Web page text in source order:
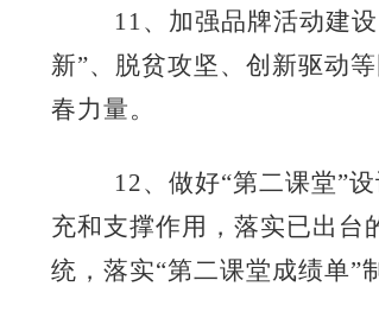
11、加强品牌活动建
新”、脱贫攻坚、创新驱动
春力量。
12、做好“第二课堂”
充和支撑作用，落实已出台
统，落实“第二课堂成绩单”